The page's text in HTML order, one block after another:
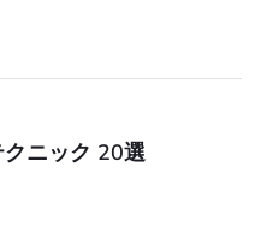
ニック 20選